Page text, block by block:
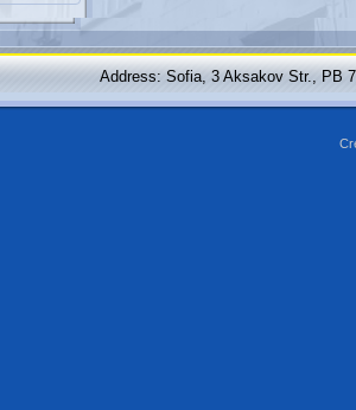
Address: Sofia, 3 Aksakov Str., PB